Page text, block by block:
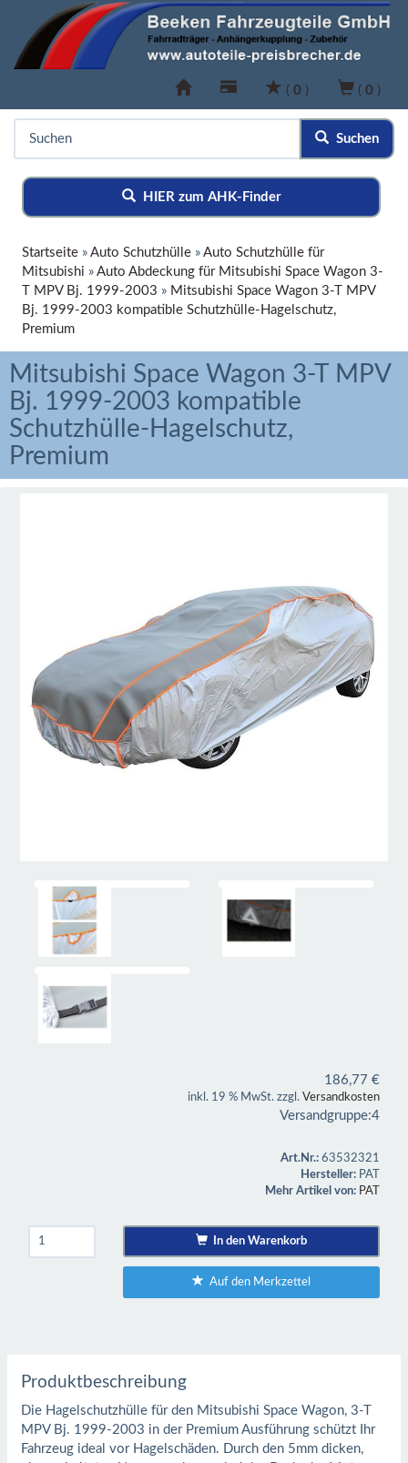
( 0 ) ( 0 )
Suchen
HIER zum AHK-Finder
Startseite » Auto Schutzhülle » Auto Schutzhülle für
Mitsubishi » Auto Abdeckung für Mitsubishi Space Wagon 3-
T MPV Bj. 1999-2003 » Mitsubishi Space Wagon 3-T MPV
Bj. 1999-2003 kompatible Schutzhülle-Hagelschutz,
Premium
Mitsubishi Space Wagon 3-T MPV
Bj. 1999-2003 kompatible
Schutzhülle-Hagelschutz,
Premium
186,77 €
inkl. 19 % MwSt. zzgl. Versandkosten
Versandgruppe:4
Art.Nr.: 63532321
Hersteller: PAT
Mehr Artikel von: PAT
In den Warenkorb
Auf den Merkzettel
Produktbeschreibung
Die Hagelschutzhülle für den Mitsubishi Space Wagon, 3-T
MPV Bj. 1999-2003 in der Premium Ausführung schützt Ihr
Fahrzeug ideal vor Hagelschäden. Durch den 5mm dicken,